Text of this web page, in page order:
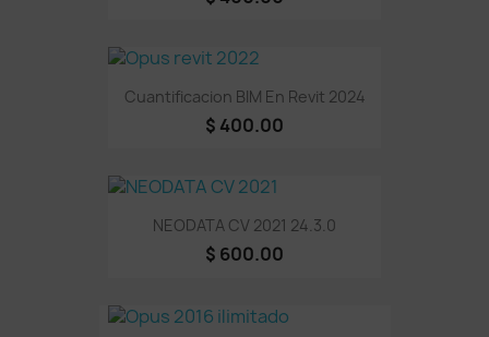
Cuantificacion BIM En Revit 2024
$ 400.00
NEODATA CV 2021 24.3.0
$ 600.00